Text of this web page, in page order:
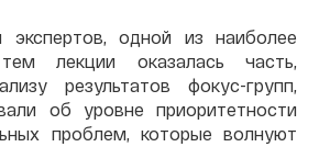
одной из наиболее
лекции оказалась часть,
результатов фокус-групп,
об уровне приоритетности
проблем, которые волнуют